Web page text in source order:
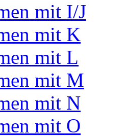
mit I/J
mit K
mit L
mit M
mit N
mit O